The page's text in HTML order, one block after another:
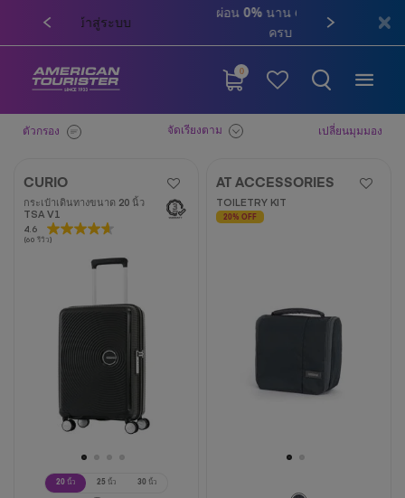
ผ่อน 0% นาน 6 เดือน เมื่อช้อปสินค้า
0
เปลี่ยนมุมมอง
จัดเรียงตาม
ตัวกรอง
20 นิ้ว 25 นิ้ว 30 นิ้ว
CURIO
กระเป๋าเดินทางขนาด 20 นิ้ว
TSA V1
4.6
(60 รีวิว)
4.6
จาก
วิจารณ์
AT ACCESSORIES
TOILETRY KIT
20% OFF